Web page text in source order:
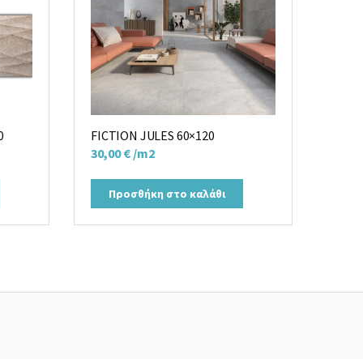
FICTION JULES 60×120
30,00€ /m2
Προσθήκη στο καλάθι